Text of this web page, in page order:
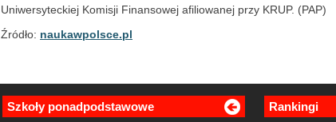
Uniwersyteckiej Komisji Finansowej afiliowanej przy KRUP. (PAP)
Źródło: naukawpolsce.pl
Szkoły ponadpodstawowe Rankingi